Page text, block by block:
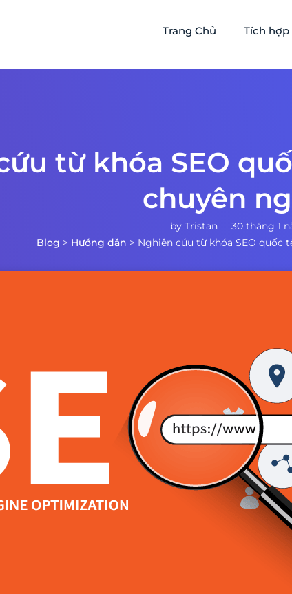
Trang Chủ Tích hợp
từ khóa SEO
chuyên
by Tristan
30 tháng 1
Blog > Hướng dẫn > Nghiên cứu từ khóa SEO quốc